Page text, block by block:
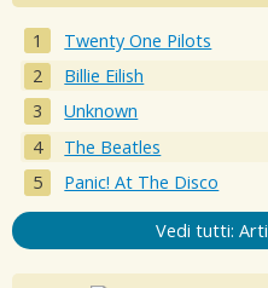
Twenty One Pilots
Billie Eilish
Unknown
The Beatles
Panic! At The Disco
Vedi tutti: